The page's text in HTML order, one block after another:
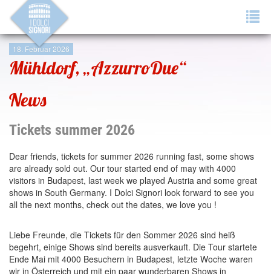
18. Februar 2026
Mühldorf, „AzzurroDue“
News
Tickets summer 2026
Dear friends, tickets for summer 2026 running fast, some shows
are already sold out. Our tour started end of may with 4000
visitors in Budapest, last week we played Austria and some great
shows in South Germany. I Dolci Signori look forward to see you
all the next months, check out the dates, we love you !
Liebe Freunde, die Tickets für den Sommer 2026 sind heiß
begehrt, einige Shows sind bereits ausverkauft. Die Tour startete
Ende Mai mit 4000 Besuchern in Budapest, letzte Woche waren
wir in Österreich und mit ein paar wunderbaren Shows in